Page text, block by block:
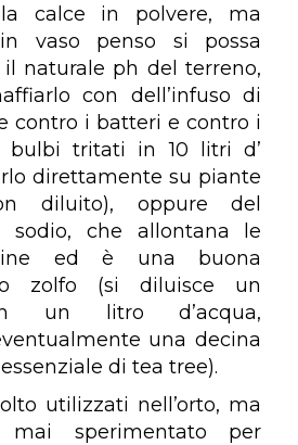
calce in polvere, ma
vaso penso si possa
naturale ph del terreno,
con dell’infuso di
contro i batteri e contro i
bulbi tritati in 10 litri d’
direttamente su piante
diluito), oppure del
sodio, che allontana le
ed è una buona
zolfo (si diluisce un
un litro d’acqua,
una decina
di tea tree).
utilizzati nell’orto, ma
sperimentato per